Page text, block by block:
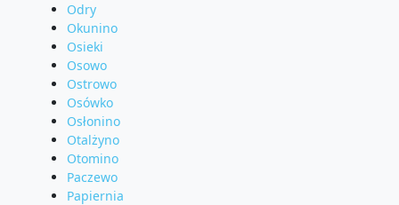
Odry
Okunino
Osieki
Osowo
Ostrowo
Osówko
Osłonino
Otalżyno
Otomino
Paczewo
Papiernia